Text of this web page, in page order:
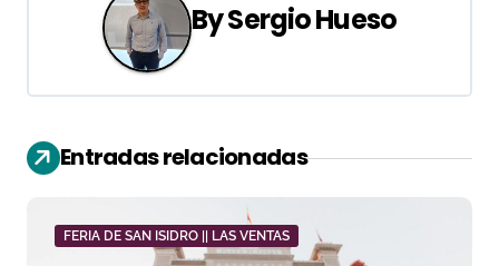
i
ó
BySergio Hueso
Entradas relacionadas
FERIA DE SAN ISIDRO || LAS VENTAS